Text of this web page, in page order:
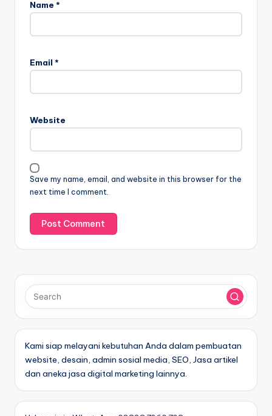
Name *
Email *
Website
Save my name, email, and website in this browser for the
next time I comment.
Kami siap melayani kebutuhan Anda dalam pembuatan
website, desain, admin sosial media, SEO, Jasa artikel
dan aneka jasa digital marketing lainnya.